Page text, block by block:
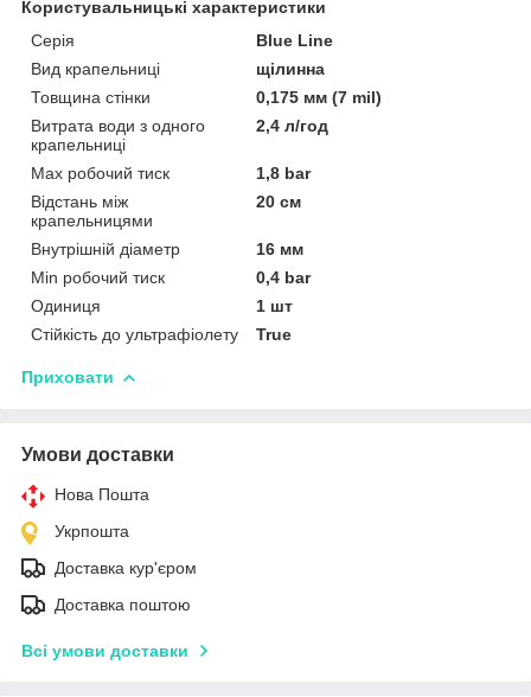
Користувальницькі характеристики
Серія
Blue Line
Вид крапельниці
щілинна
Товщина стінки
0,175 мм (7 mil)
Витрата води з одного
крапельниці
2,4 л/год
Max робочий тиск
1,8 bar
Відстань між
крапельницями
20 см
Внутрішній діаметр
16 мм
Min робочий тиск
0,4 bar
Одиниця
1 шт
Стійкість до ультрафіолету
True
Приховати
Умови доставки
Нова Пошта
Укрпошта
Доставка кур'єром
Доставка поштою
Всі умови доставки